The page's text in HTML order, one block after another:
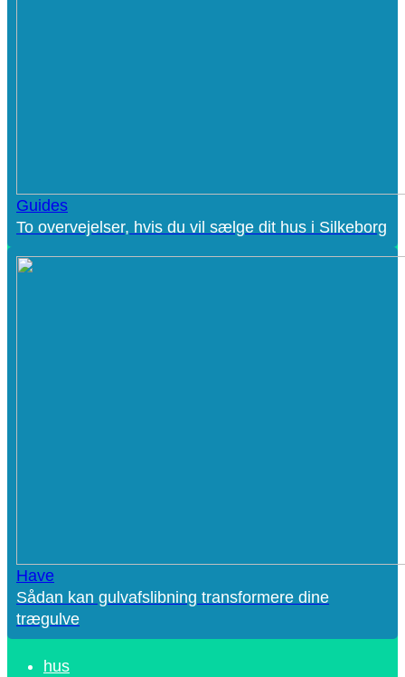
Guides
To overvejelser, hvis du vil sælge dit hus i Silkeborg
Have
Sådan kan gulvafslibning transformere dine
trægulve
hus